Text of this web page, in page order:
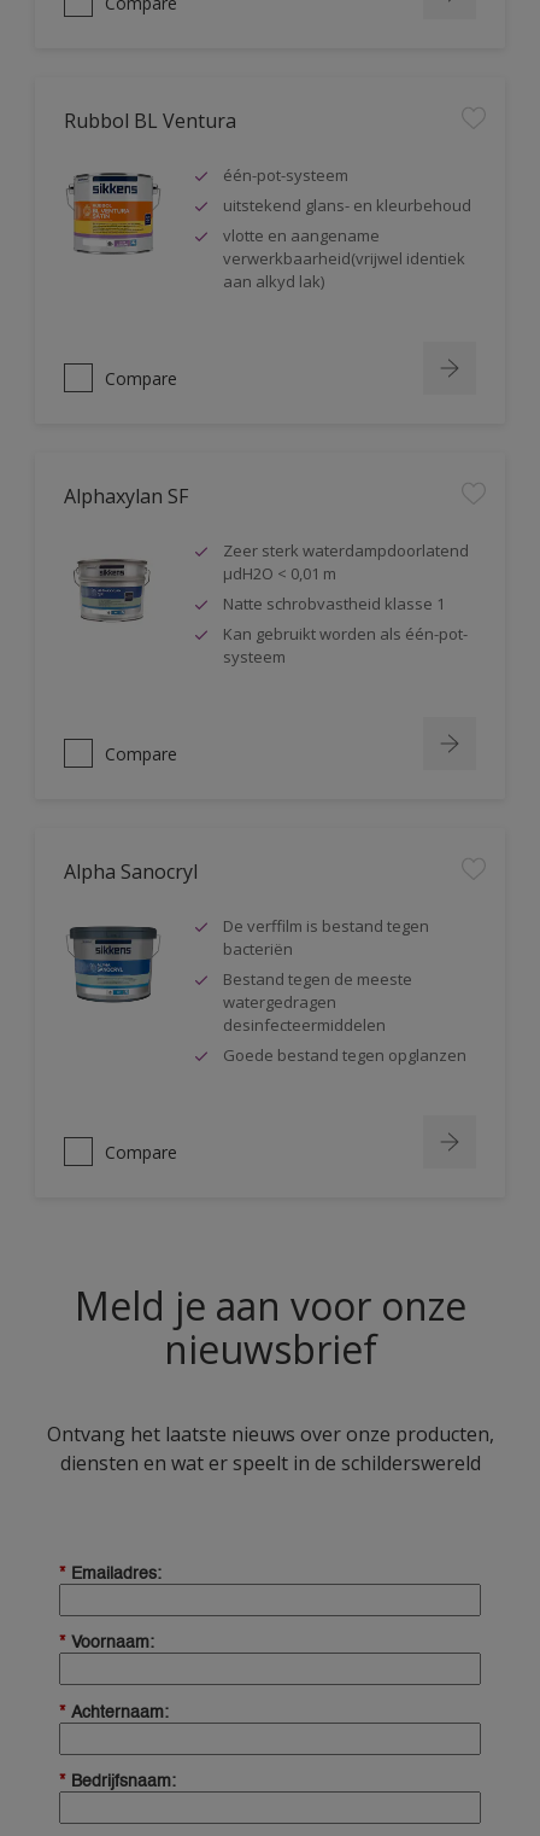
Rubbol BL Ventura
één-pot-systeem
uitstekend glans- en kleurbehoud
vlotte en aangename
verwerkbaarheid(vrijwel identiek
aan alkyd lak)
Compare
Alphaxylan SF
Zeer sterk waterdampdoorlatend
µdH2O < 0,01 m
Natte schrobvastheid klasse 1
Kan gebruikt worden als één-pot-
systeem
Compare
Alpha Sanocryl
De verffilm is bestand tegen
bacteriën
Bestand tegen de meeste
watergedragen
desinfecteermiddelen
Goede bestand tegen opglanzen
Compare
Meld je aan voor onze
nieuwsbrief
Ontvang het laatste nieuws over onze producten,
diensten en wat er speelt in de schilderswereld